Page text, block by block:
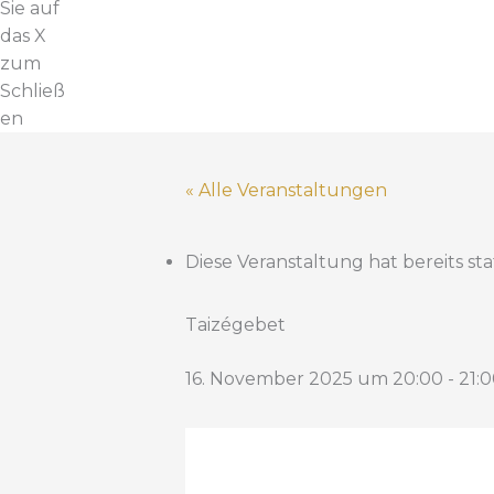
Sie auf
das X
zum
Schließ
en
« Alle Veranstaltungen
Diese Veranstaltung hat bereits
Taizégebet
16. November 2025 um 20:00 -